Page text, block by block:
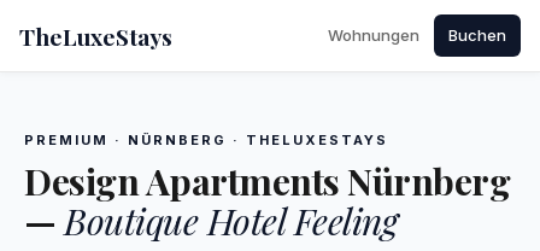
TheLuxeStays Wohnungen Buchen
PREMIUM · NÜRNBERG · THELUXESTAYS
Design Apartments Nürnberg
—Boutique Hotel Feeling